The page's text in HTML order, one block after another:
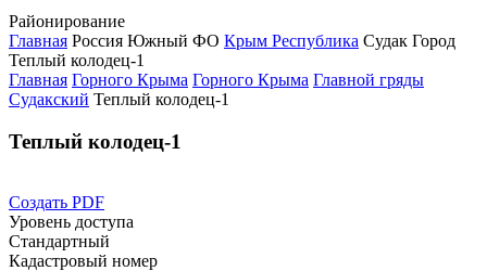
Районирование
Главная Россия Южный ФО Крым Республика Судак Город
Теплый колодец-1
Главная Горного Крыма Горного Крыма Главной гряды
Судакский Теплый колодец-1
Теплый колодец-1
Создать PDF
Уровень доступа
Стандартный
Кадастровый номер